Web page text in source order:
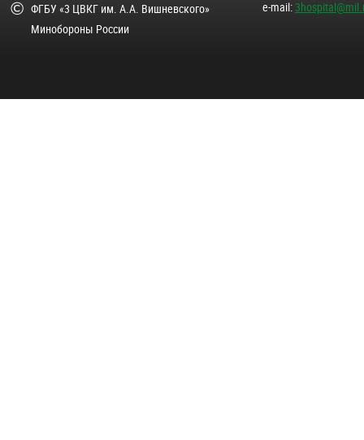
ФГБУ «3 ЦВКГ им. А.А. Вишневского»
Минобороны России
e-mail: